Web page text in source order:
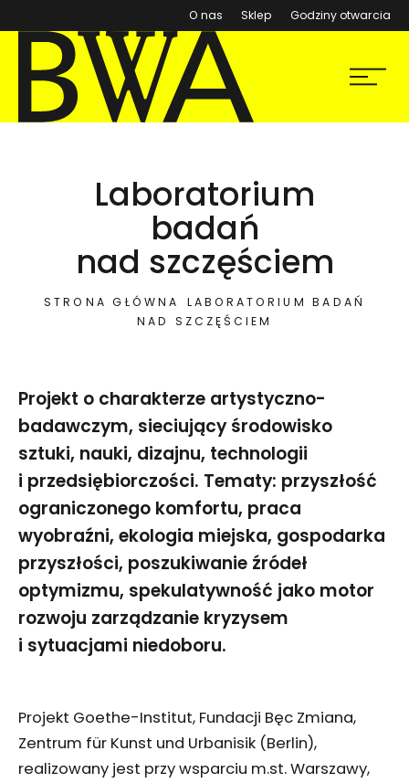
O nas Sklep (otwiera się w nowym
Godziny otwarcia
BWA Wrocław
Galerie Sztuki Współczesnej
Menu
Laboratorium
badań
nad szczęściem
STRONA GŁÓWNA
LABORATORIUM BADAŃ
NAD SZCZĘŚCIEM
Projekt o charakterze artystyczno-
badawczym, sieciujący środowisko
sztuki, nauki, dizajnu, technologii
i przedsiębiorczości. Tematy: przyszłość
ograniczonego komfortu, praca
wyobraźni, ekologia miejska, gospodarka
przyszłości, poszukiwanie źródeł
optymizmu, spekulatywność jako motor
rozwoju zarządzanie kryzysem
i sytuacjami niedoboru.
Projekt Goethe-Institut, Fundacji Bęc Zmiana,
Zentrum für Kunst und Urbanisik (Berlin),
realizowany jest przy wsparciu m.st. Warszawy,